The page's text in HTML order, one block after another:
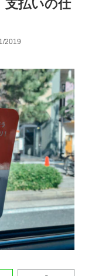
支払いの仕
2019